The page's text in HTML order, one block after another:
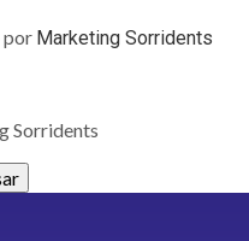
por Marketing Sorridents
Sorridents